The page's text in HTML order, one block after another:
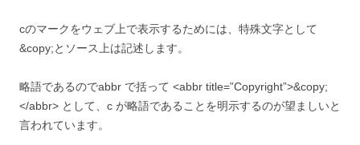
cのマークをウェブ上で表示するためには、特殊文字として
&copy;とソース上は記述します。
略語であるのでabbr で括って <abbr title=”Copyright”>&copy;
</abbr> として、c が略語であることを明示するのが望ましいと
言われています。